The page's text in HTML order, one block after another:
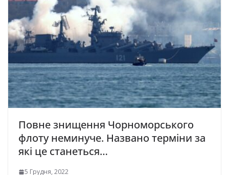
Повне знищення Чорноморського
флоту неминуче. Названо терміни за
які це станеться…
5 Грудня, 2022